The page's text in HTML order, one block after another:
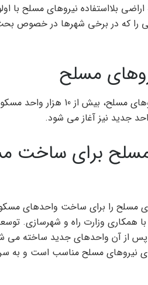
بلااستفاده نیروهای مسلح با
را که در برخی شهرها در خصوص
به گفته وی، همزمان با امضای دستورالعمل ساخت مسکن
جدید نیز آغاز می شود.
برای ساخت
مسلح را برای ساخت واحدهای
همکاری وزارت راه و شهرسازی.
از آن واحدهای جدید ساخته می
نیروهای مسلح مناسب است و به